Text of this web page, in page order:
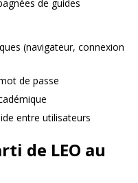
de guides
(navigateur, connexion
de passe
entre utilisateurs
de LEO au